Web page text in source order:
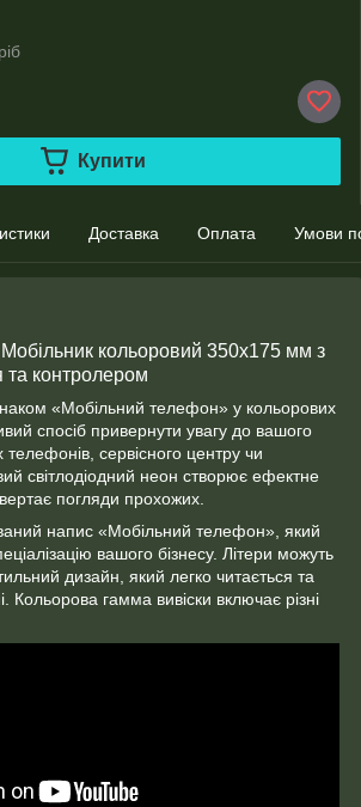
Купити
Доставка Оплата Умови
кольоровий 350х175 мм з
контролером
«Мобільний телефон» у кольорових
спосіб привернути увагу до вашого
сервісного центру чи
світлодіодний неон створює ефектне
погляди прохожих.
напис «Мобільний телефон», який
вашого бізнесу. Літери можуть
дизайн, який легко читається та
Кольорова гамма вивіски включає різні